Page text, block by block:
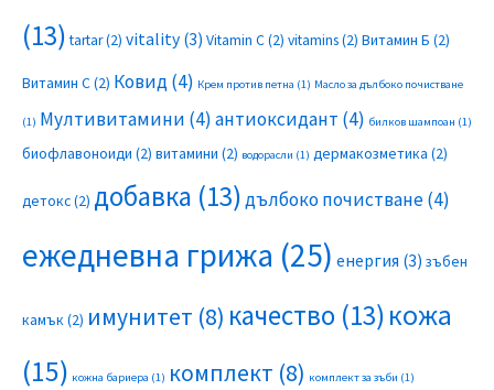
(13) tartar(2) vitality (3) Vitamin C(2) vitamins(2) Витамин Б (2)
Витамин С(2) Ковид(4) Крем против петна (1) Масло за дълбоко почистване
(1) Мултивитамини (4)антиоксидант (4) билков шампоан (1)
биофлавоноиди (2) витамини (2) водорасли (1) дермакозметика (2)
детокс(2) добавка (13)дълбоко почистване(4)
ежедневна грижа (25) енергия (3) зъбен
камък(2) имунитет (8) качество (13)кожа
(15) кожна бариера (1) комплект (8) комплект за зъби (1)